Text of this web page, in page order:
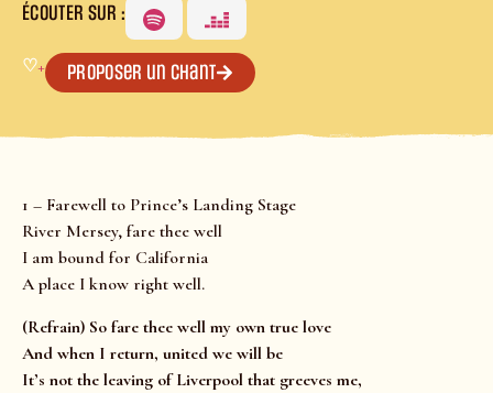
ÉCOUTER SUR :
♡+ Proposer un chant
1 – Farewell to Prince’s Landing Stage
River Mersey, fare thee well
I am bound for California
A place I know right well.
(Refrain) So fare thee well my own true love
And when I return, united we will be
It’s not the leaving of Liverpool that greeves me,